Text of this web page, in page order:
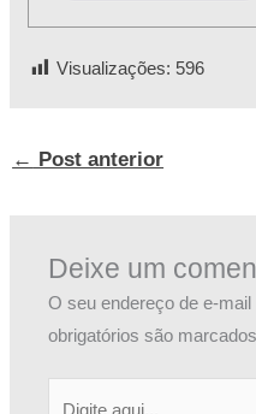
Visualizações: 596
← Post anterior
Deixe um
O seu endereço de e-
obrigatórios são